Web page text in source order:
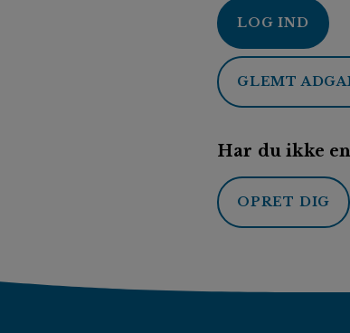
LOG IND
GLEMT
Har du ikke
OPRET DIG